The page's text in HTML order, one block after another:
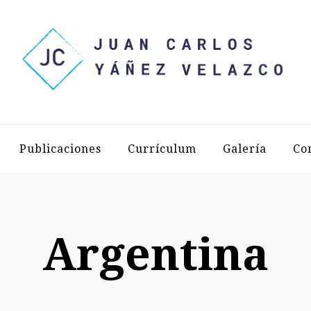
YÁÑEZ
Publicaciones Currículum Galería
Argentina